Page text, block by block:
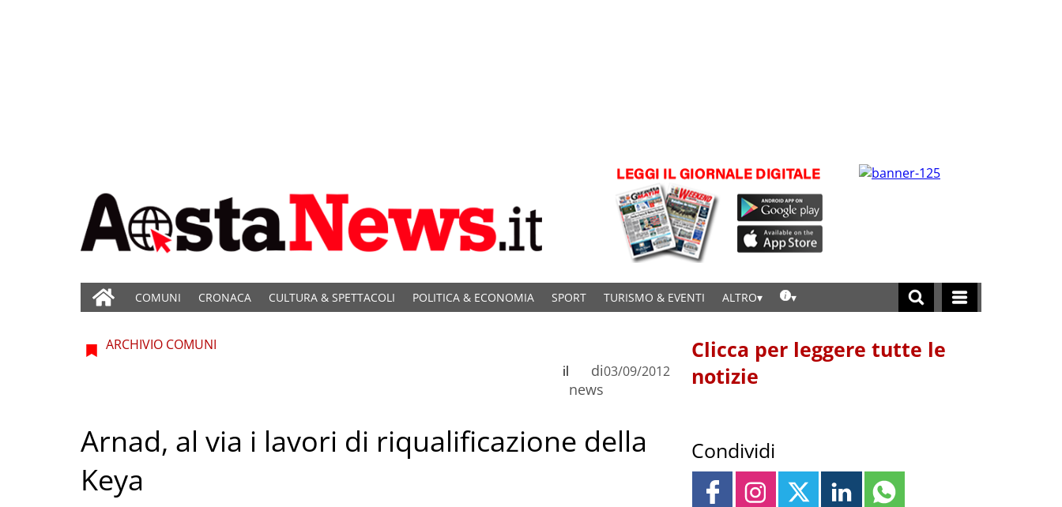
COMUNI CRONACA CULTURA & SPETTACOLI POLITICA & ECONOMIA SPORT TURISMO & EVENTI ALTRO
ARCHIVIO COMUNI
di
news
il 03/09/2012
Arnad, al via i lavori di riqualificazione della
Keya
Clicca per leggere tutte le
notizie
Condividi